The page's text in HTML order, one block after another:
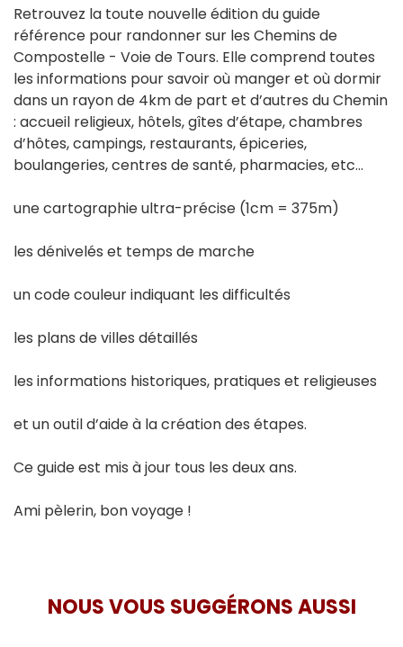
Retrouvez la toute nouvelle édition du guide
référence pour randonner sur les Chemins de
Compostelle - Voie de Tours. Elle comprend toutes
les informations pour savoir où manger et où dormir
dans un rayon de 4km de part et d’autres du Chemin
: accueil religieux, hôtels, gîtes d’étape, chambres
d’hôtes, campings, restaurants, épiceries,
boulangeries, centres de santé, pharmacies, etc…
une cartographie ultra-précise (1cm = 375m)
les dénivelés et temps de marche
un code couleur indiquant les difficultés
les plans de villes détaillés
les informations historiques, pratiques et religieuses
et un outil d’aide à la création des étapes.
Ce guide est mis à jour tous les deux ans.
Ami pèlerin, bon voyage !
NOUS VOUS SUGGÉRONS AUSSI